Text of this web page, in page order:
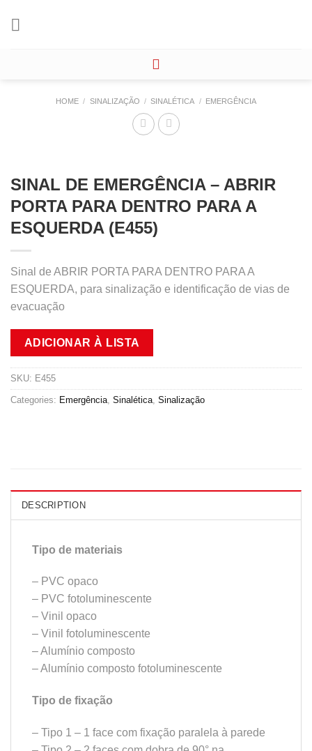
HOME / SINALIZAÇÃO / SINALÉTICA / EMERGÊNCIA
SINAL DE EMERGÊNCIA – ABRIR
PORTA PARA DENTRO PARA A
ESQUERDA (E455)
Sinal de ABRIR PORTA PARA DENTRO PARA A
ESQUERDA, para sinalização e identificação de vias de
evacuação
ADICIONAR À LISTA
SKU: E455
Categories: Emergência Sinalética Sinalização
DESCRIPTION
Tipo de materiais
– PVC opaco
– PVC fotoluminescente
– Vinil opaco
– Vinil fotoluminescente
– Alumínio composto
– Alumínio composto fotoluminescente
Tipo de fixação
– Tipo 1 – 1 face com fixação paralela à parede